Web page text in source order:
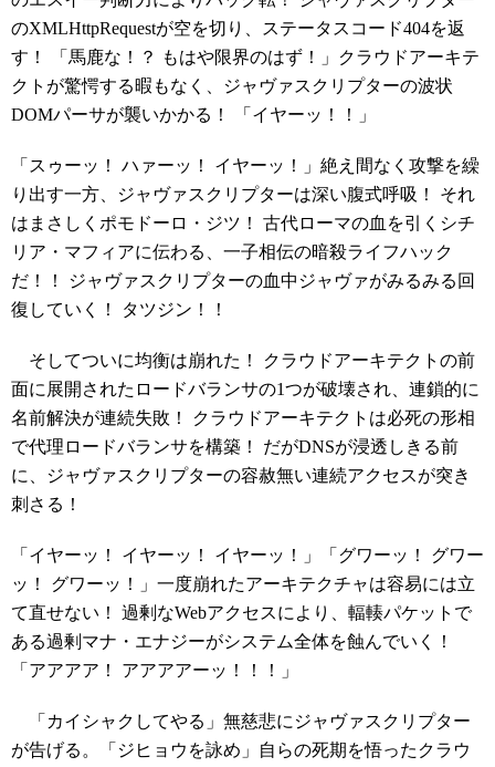
のXMLHttpRequestが空を切り、ステータスコード404を返
す！ 「馬鹿な！？ もはや限界のはず！」クラウドアーキテ
クトが驚愕する暇もなく、ジャヴァスクリプターの波状
DOMパーサが襲いかかる！ 「イヤーッ！！」
「スゥーッ！ ハァーッ！ イヤーッ！」絶え間なく攻撃を繰
り出す一方、ジャヴァスクリプターは深い腹式呼吸！ それ
はまさしくポモドーロ・ジツ！ 古代ローマの血を引くシチ
リア・マフィアに伝わる、一子相伝の暗殺ライフハック
だ！！ ジャヴァスクリプターの血中ジャヴァがみるみる回
復していく！ タツジン！！
そしてついに均衡は崩れた！ クラウドアーキテクトの前
面に展開されたロードバランサの1つが破壊され、連鎖的に
名前解決が連続失敗！ クラウドアーキテクトは必死の形相
で代理ロードバランサを構築！ だがDNSが浸透しきる前
に、ジャヴァスクリプターの容赦無い連続アクセスが突き
刺さる！
「イヤーッ！ イヤーッ！ イヤーッ！」「グワーッ！ グワー
ッ！ グワーッ！」一度崩れたアーキテクチャは容易には立
て直せない！ 過剰なWebアクセスにより、輻輳パケットで
ある過剰マナ・エナジーがシステム全体を蝕んでいく！
「アアアア！ アアアアーッ！！！」
「カイシャクしてやる」無慈悲にジャヴァスクリプター
が告げる。「ジヒョウを詠め」自らの死期を悟ったクラウ